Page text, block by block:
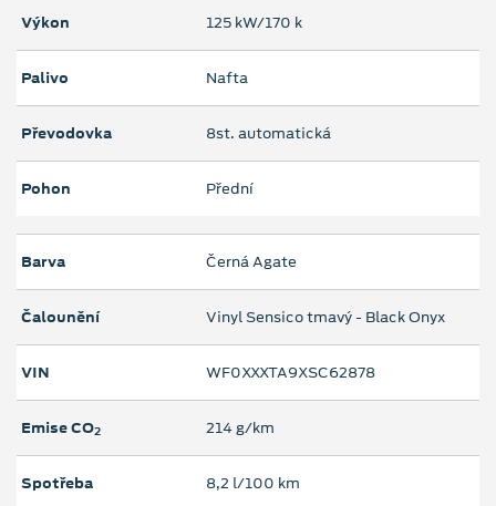
Výkon 125 kW/170 k
Palivo Nafta
Převodovka 8st. automatická
Pohon Přední
Barva Černá Agate
Čalounění Vinyl Sensico tmavý - Black Onyx
VIN WF0XXXTA9XSC62878
Emise CO2 214 g/km
Spotřeba 8,2 l/100 km